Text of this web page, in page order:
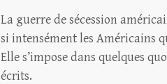
La guerre de sécession
si intensément les Américains
Elle s’impose dans quelques
écrits.